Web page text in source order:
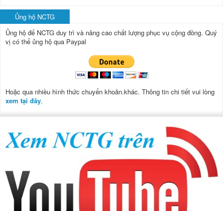
Ủng hộ NCTG
Ủng hộ để NCTG duy trì và nâng cao chất lượng phục vụ cộng đồng. Quý
vị có thể ủng hộ qua Paypal
Hoặc qua nhiều hình thức chuyển khoản.khác. Thông tin chi tiết vui lòng
xem tại đây.